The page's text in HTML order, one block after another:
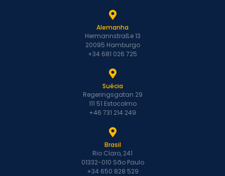
Alemanha
Hermannstraße 13
20095 Hamburgo
+34 681 026 725
Suécia
Regeringsgatan 29
111 51 Estocolmo
+46 731 214 249
Brasil
Rio Claro, 241
01332-010 São Paulo
+34 650 828 529